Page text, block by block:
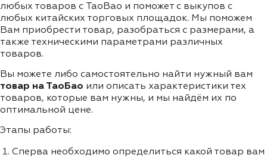
любых товаров с TaoBao и поможет с выкупов с
любых китайских торговых площадок. Мы поможем
Вам приобрести товар, разобраться с размерами, а
также техническими параметрами различных
товаров.
Вы можете либо самостоятельно найти нужный вам
товар на ТаоБао или описать характеристики тех
товаров, которые вам нужны, и мы найдём их по
оптимальной цене.
Этапы работы:
Сперва необходимо определиться какой товар вам